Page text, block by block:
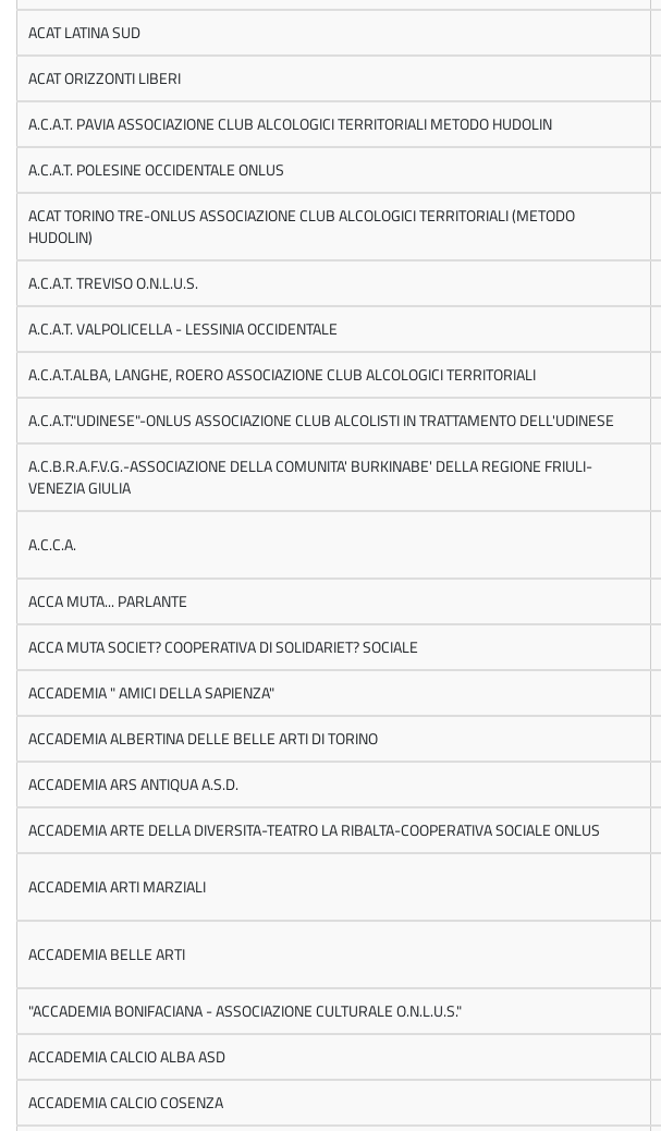
ACAT LATINA SUD
ACAT ORIZZONTI LIBERI
A.C.A.T. PAVIA ASSOCIAZIONE CLUB ALCOLOGICI TERRITORIALI METODO HUDOLIN
A.C.A.T. POLESINE OCCIDENTALE ONLUS
ACAT TORINO TRE-ONLUS ASSOCIAZIONE CLUB ALCOLOGICI TERRITORIALI (METODO
HUDOLIN)
A.C.A.T. TREVISO O.N.L.U.S.
A.C.A.T. VALPOLICELLA - LESSINIA OCCIDENTALE
A.C.A.T.ALBA, LANGHE, ROERO ASSOCIAZIONE CLUB ALCOLOGICI TERRITORIALI
A.C.A.T."UDINESE"-ONLUS ASSOCIAZIONE CLUB ALCOLISTI IN TRATTAMENTO DELL'UDINESE
A.C.B.R.A.F.V.G.-ASSOCIAZIONE DELLA COMUNITA' BURKINABE' DELLA REGIONE FRIULI-
VENEZIA GIULIA
A.C.C.A.
ACCA MUTA... PARLANTE
ACCA MUTA SOCIET? COOPERATIVA DI SOLIDARIET? SOCIALE
ACCADEMIA " AMICI DELLA SAPIENZA"
ACCADEMIA ALBERTINA DELLE BELLE ARTI DI TORINO
ACCADEMIA ARS ANTIQUA A.S.D.
ACCADEMIA ARTE DELLA DIVERSITA-TEATRO LA RIBALTA-COOPERATIVA SOCIALE ONLUS
ACCADEMIA ARTI MARZIALI
ACCADEMIA BELLE ARTI
"ACCADEMIA BONIFACIANA - ASSOCIAZIONE CULTURALE O.N.L.U.S."
ACCADEMIA CALCIO ALBA ASD
ACCADEMIA CALCIO COSENZA